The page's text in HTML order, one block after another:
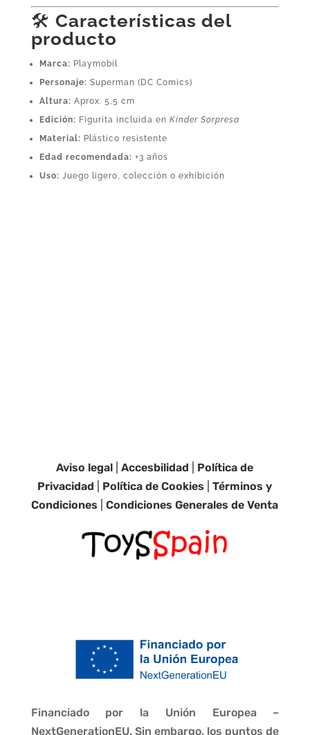
🛠️ Características del
producto
Marca: Playmobil
Personaje: Superman (DC Comics)
Altura: Aprox. 5,5 cm
Edición: Figurita incluida en Kinder Sorpresa
Material: Plástico resistente
Edad recomendada: +3 años
Uso: Juego ligero, colección o exhibición
Aviso legal |Accesbilidad
Política de
Privacidad
Política de Cookies |Términos y
Condiciones |Condiciones Generales de Venta
Financiado por la Unión Europea –
NextGenerationEU. Sin embargo, los puntos de